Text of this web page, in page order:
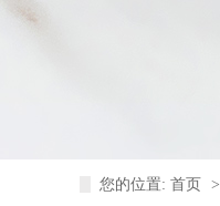
您的位置: 首页 >